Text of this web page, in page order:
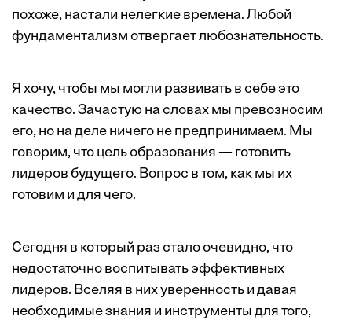
похоже, настали нелегкие времена. Любой
фундаментализм отвергает любознательность.
Я хочу, чтобы мы могли развивать в себе это
качество. Зачастую на словах мы превозносим
его, но на деле ничего не предпринимаем. Мы
говорим, что цель образования — готовить
лидеров будущего. Вопрос в том, как мы их
готовим и для чего.
Сегодня в который раз стало очевидно, что
недостаточно воспитывать эффективных
лидеров. Вселяя в них уверенность и давая
необходимые знания и инструменты для того,